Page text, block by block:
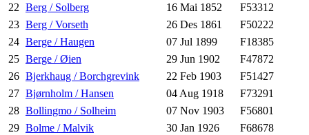
22 Berg / Solberg 16 Mai 1852
F53312
23 Berg / Vorseth 26 Des 1861
F50222
24 Berge / Haugen 07 Jul 1899
F18385
25 Berge / Øien 29 Jun 1902
F47872
26 Bjerkhaug / Borchgrevink 22 Feb 1903
F51427
27 Bjørnholm / Hansen 04 Aug 1918
F73291
28 Bollingmo / Solheim 07 Nov 1903
F56801
29 Bolme / Malvik 30 Jan 1926
F68678